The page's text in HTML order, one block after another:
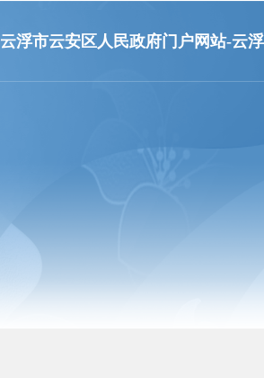
云浮市云安区人民政府门户网站-云